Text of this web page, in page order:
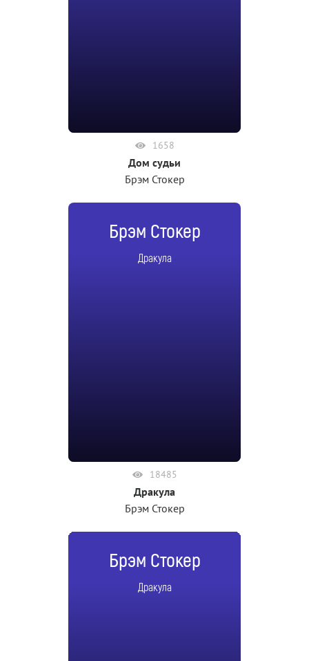
1658
Дом судьи
Брэм Стокер
Брэм Стокер
Дракула
18485
Дракула
Брэм Стокер
Брэм Стокер
Дракула